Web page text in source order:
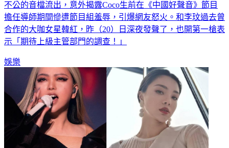
不公的音檔流出，意外揭露Coco生前在《中國好聲音》節目
擔任導師期間慘遭節目組羞辱，引爆網友怒火。和李玟過去曾
合作的大咖女星韓紅，昨（20）日深夜發聲了，也開第一槍表
示「期待上級主管部門的調查！」
娛樂